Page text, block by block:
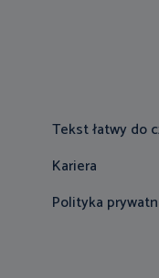
Tekst łatwy do
Kariera
Polityka